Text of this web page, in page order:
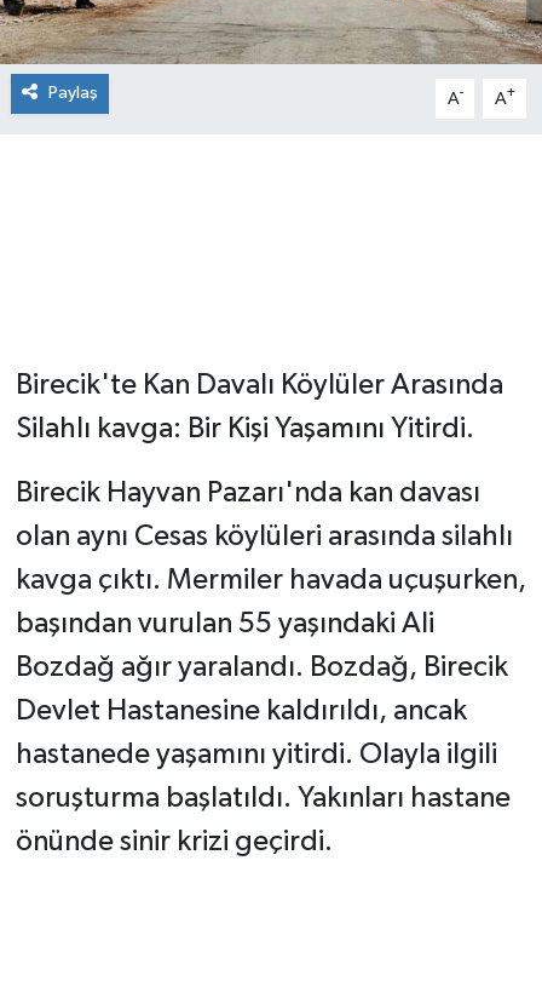
Paylaş A- A+
Birecik'te Kan Davalı Köylüler Arasında
Silahlı kavga: Bir Kişi Yaşamını Yitirdi.
Birecik Hayvan Pazarı'nda kan davası
olan aynı Cesas köylüleri arasında silahlı
kavga çıktı. Mermiler havada uçuşurken,
başından vurulan 55 yaşındaki Ali
Bozdağ ağır yaralandı. Bozdağ, Birecik
Devlet Hastanesine kaldırıldı, ancak
hastanede yaşamını yitirdi. Olayla ilgili
soruşturma başlatıldı. Yakınları hastane
önünde sinir krizi geçirdi.